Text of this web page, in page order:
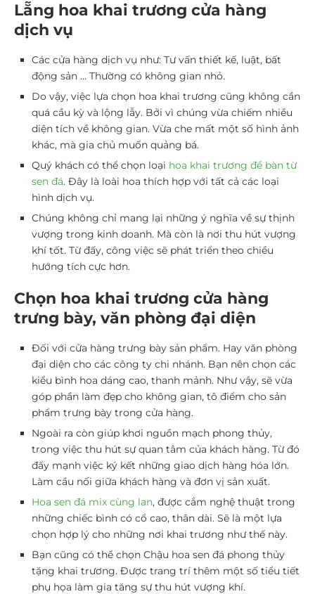
Lẵng hoa khai trương cửa hàng
dịch vụ
Các cửa hàng dịch vụ như: Tư vấn thiết kế, luật, bất
động sản … Thường có không gian nhỏ.
Do vậy, việc lựa chọn hoa khai trương cũng không cần
quá cầu kỳ và lộng lẫy. Bởi vì chúng vừa chiếm nhiều
diện tích về không gian. Vừa che mất một số hình ảnh
khác, mà gia chủ muốn quảng bá.
Quý khách có thể chọn loại hoa khai trương để bàn từ
sen đá. Đây là loài hoa thích hợp với tất cả các loại
hình dịch vụ.
Chúng không chỉ mang lại những ý nghĩa về sự thịnh
vượng trong kinh doanh. Mà còn là nơi thu hút vượng
khí tốt. Từ đấy, công việc sẽ phát triển theo chiều
hướng tích cực hơn.
Chọn hoa khai trương cửa hàng
trưng bày, văn phòng đại diện
Đối với cửa hàng trưng bày sản phẩm. Hay văn phòng
đại diện cho các công ty chi nhánh. Bạn nên chọn các
kiểu bình hoa dáng cao, thanh mảnh. Như vậy, sẽ vừa
góp phần làm đẹp cho không gian, tô điểm cho sản
phẩm trưng bày trong cửa hàng.
Ngoài ra còn giúp khơi nguồn mạch phong thủy,
trong việc thu hút sự quan tâm của khách hàng. Từ đó
đẩy mạnh việc ký kết những giao dịch hàng hóa lớn.
Làm cầu nối giữa khách hàng và đơn vị sản xuất.
Hoa sen đá mix cùng lan, được cắm nghệ thuật trong
những chiếc bình có cổ cao, thân dài. Sẽ là một lựa
chọn hợp lý cho những nơi khai trương như thế này.
Bạn cũng có thể chọn Chậu hoa sen đá phong thủy
tặng khai trương. Được trang trí thêm một số tiểu tiết
phụ họa làm gia tăng sự thu hút vượng khí.